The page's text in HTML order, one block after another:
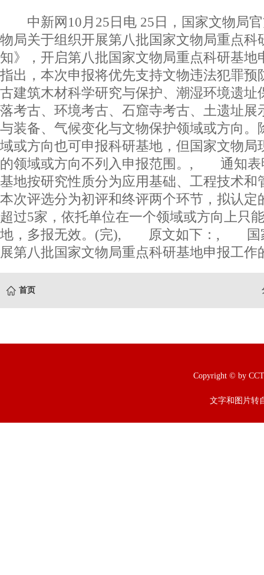
中新网10月25日电 25日，国家文物局官
物局关于组织开展第八批国家文物局重点科
知》，开启第八批国家文物局重点科研
指出，本次申报将优先支持文物违法犯罪预
古建筑木材科学研究与保护、潮湿环境遗址
落考古、环境考古、石窟寺考古、土遗址展
与装备、气候变化与文物保护领域或方向。
域或方向也可申报科研基地，但国家文物局
的领域或方向不列入申报范围。, 通知表
基地按研究性质分为应用基础、工程技
本次评选分为初评和终评两个环节，拟认定
超过5家，依托单位在一个领域或方向上只
地，多报无效。(完), 原文如下：, 国
展第八批国家文物局重点科研基地申报工作
首页
Copyright © by
文字和图片转